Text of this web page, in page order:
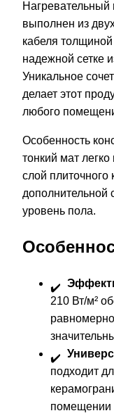
выполнен из
кабеля
надежной сетке
Уникальное
делает этот
любого
Особенность
тонкий мат
слой плиточного
дополнительной
уровень пола.
210 Вт/м²
подходит
помещении